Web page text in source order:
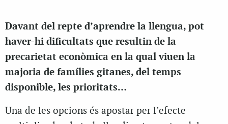
Davant del repte d’aprendre la llengua, pot
haver-hi dificultats que resultin de la
precarietat econòmica en la qual viuen la
majoria de famílies gitanes, del temps
disponible, les prioritats…
Una de les opcions és apostar per l’efecte